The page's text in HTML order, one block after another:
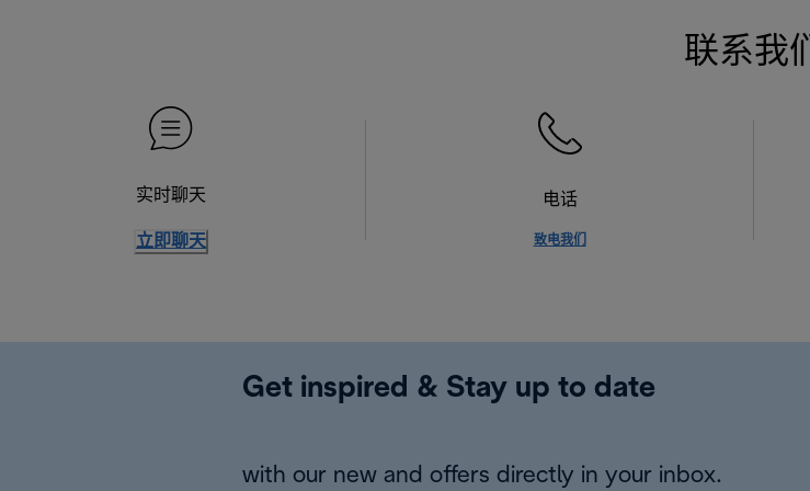
联系我们
实时聊天
立即聊天
电话
致电我们
Get inspired & Stay up to date
with our new and offers directly in your inbox.